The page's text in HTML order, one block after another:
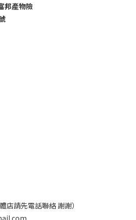
邦產物險
店請先電話聯絡 謝謝）